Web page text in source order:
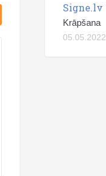
Signe.lv
Krāpšana
05.05.2022